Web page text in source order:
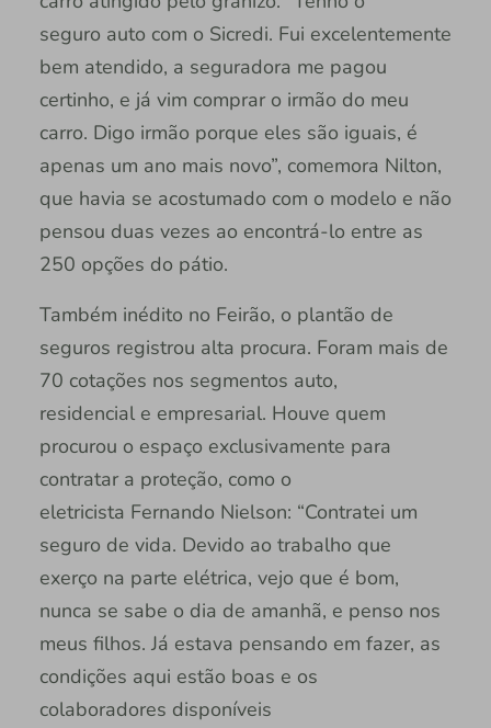
seguro auto com o Sicredi. Fui excelentemente
bem atendido, a seguradora me pagou
certinho, e já vim comprar o irmão do meu
carro. Digo irmão porque eles são iguais, é
apenas um ano mais novo”, comemora Nilton,
que havia se acostumado com o modelo e não
pensou duas vezes ao encontrá-lo entre as
250 opções do pátio.
Também inédito no Feirão, o plantão de
seguros registrou alta procura. Foram mais de
70 cotações nos segmentos auto,
residencial e empresarial. Houve quem
procurou o espaço exclusivamente para
contratar a proteção, como o
eletricista Fernando Nielson: “Contratei um
seguro de vida. Devido ao trabalho que
exerço na parte elétrica, vejo que é bom,
nunca se sabe o dia de amanhã, e penso nos
meus filhos. Já estava pensando em fazer, as
condições aqui estão boas e os
colaboradores disponíveis